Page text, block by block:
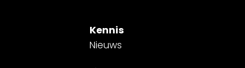
Kennis
Nieuws